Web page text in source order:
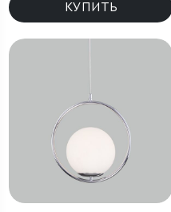
КУПИТЬ